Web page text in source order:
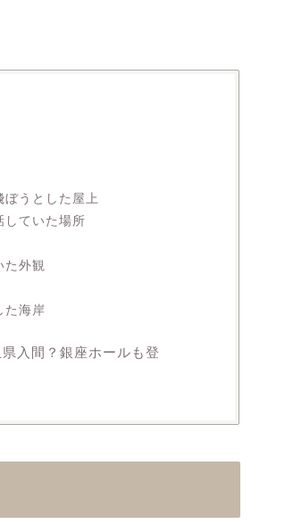
うとした屋上
していた場所
外観
た海岸
入間？銀座ホールも登